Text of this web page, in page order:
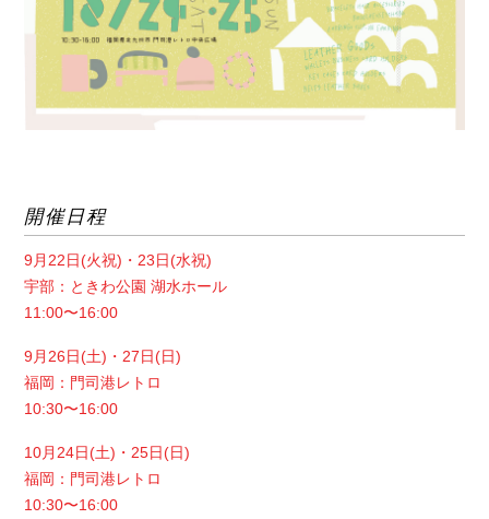
開催日程
9月22日(火祝)・23日(水祝)
宇部：ときわ公園 湖水ホール
11:00〜16:00
9月26日(土)・27日(日)
福岡：門司港レトロ
10:30〜16:00
10月24日(土)・25日(日)
福岡：門司港レトロ
10:30〜16:00